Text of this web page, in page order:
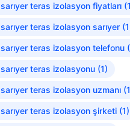
sarıyer teras izolasyon fiyatları
sarıyer teras izolasyon sarıyer
sarıyer teras izolasyon telefonu
sarıyer teras izolasyonu (1)
sarıyer teras izolasyon uzmanı
sarıyer teras izolasyon şirketi (1)